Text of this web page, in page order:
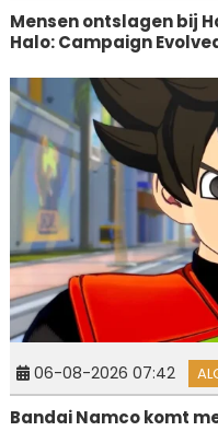
Mensen ontslagen bij
Halo: Campaign
06-08-2026 07:42
Bandai Namco komt